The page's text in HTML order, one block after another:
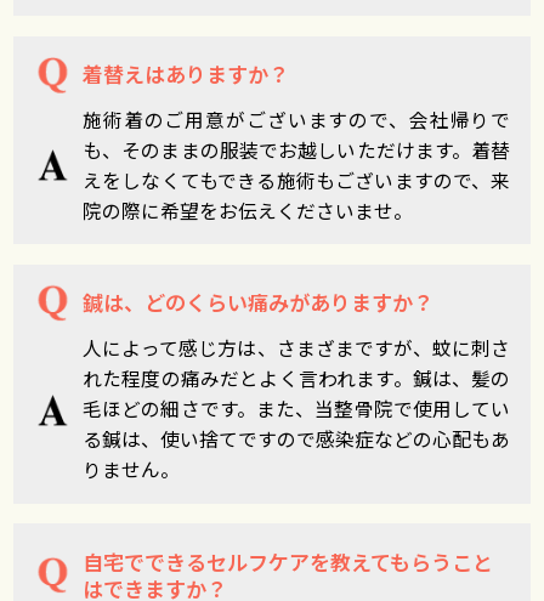
着替えはありますか？
施術着のご用意がございますので、会社帰りで
も、そのままの服装でお越しいただけます。着替
えをしなくてもできる施術もございますので、来
院の際に希望をお伝えくださいませ。
鍼は、どのくらい痛みがありますか？
人によって感じ方は、さまざまですが、蚊に刺さ
れた程度の痛みだとよく言われます。鍼は、髪の
毛ほどの細さです。また、当整骨院で使用してい
る鍼は、使い捨てですので感染症などの心配もあ
りません。
自宅でできるセルフケアを教えてもらうこと
はできますか？